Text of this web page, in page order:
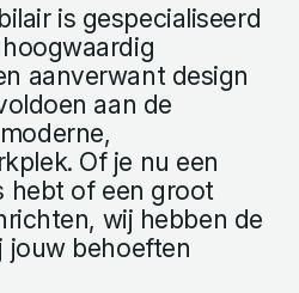
is gespecialiseerd
aanverwant design
aan de
Of je nu een
hebt of een groot
wij hebben de
jouw behoeften